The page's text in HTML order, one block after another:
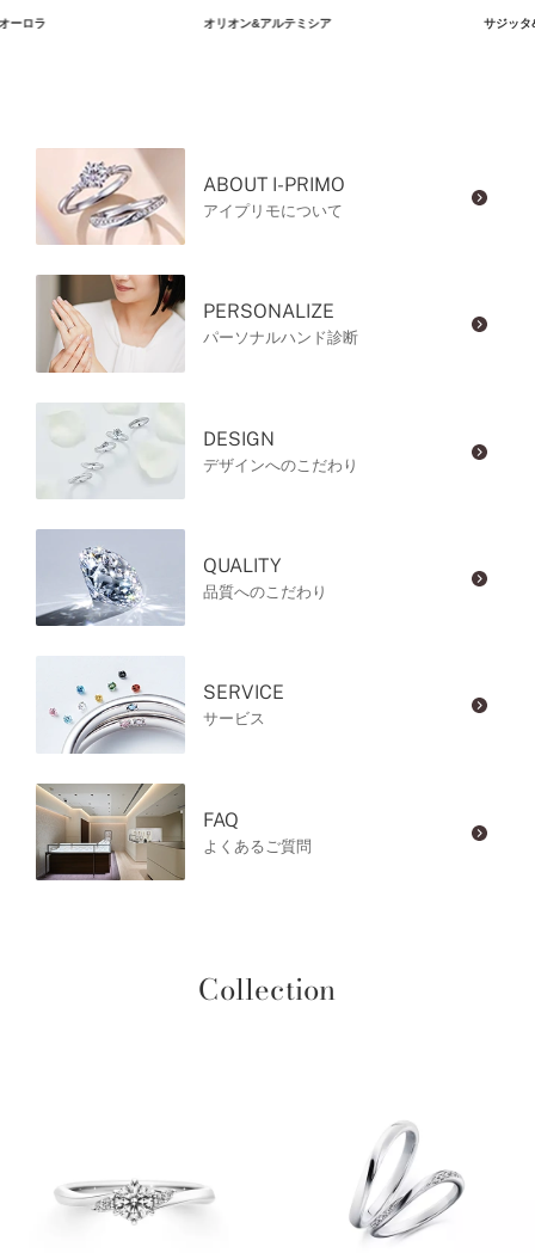
ーロラ オリオン&アルテミシア サジッタ
ABOUT I-PRIMO
アイプリモについて
PERSONALIZE
パーソナルハンド診断
DESIGN
デザインへのこだわり
QUALITY
品質へのこだわり
SERVICE
サービス
FAQ
よくあるご質問
Collection